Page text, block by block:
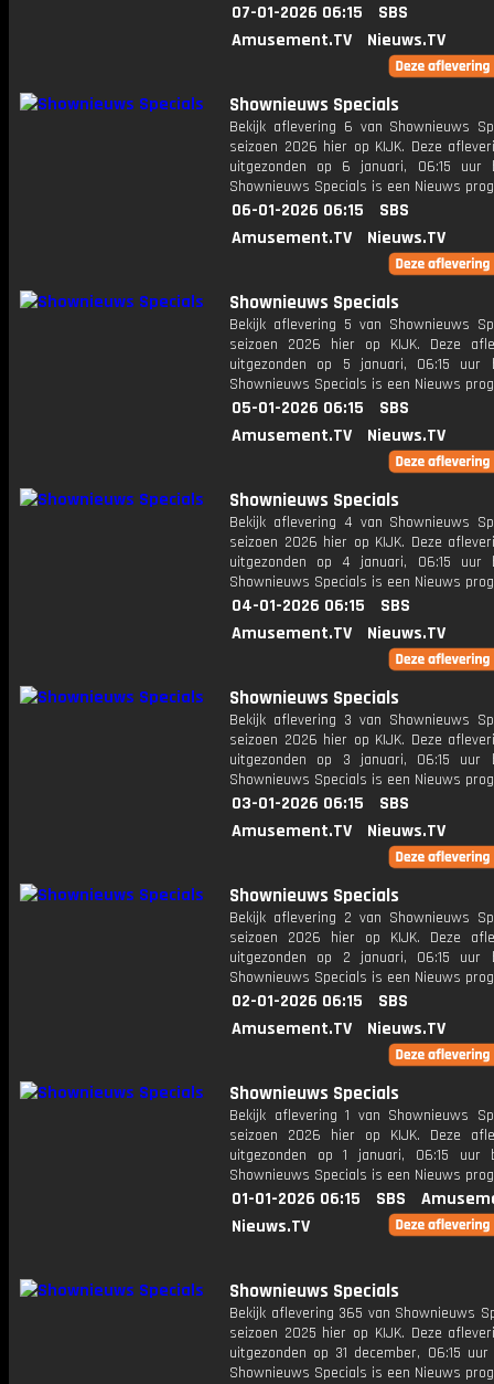
07-01-2026 06:15
SBS
Amusement.TV
Nieuws.TV
Shownieuws Specials
Bekijk aflevering 6 van Shownieuws
seizoen 2026 hier op KIJK. Deze
uitgezonden op 6 januari, 06:15 uur
Shownieuws Specials is een Nieuws
06-01-2026 06:15
SBS
Amusement.TV
Nieuws.TV
Shownieuws Specials
Bekijk aflevering 5 van Shownieuws
seizoen 2026 hier op KIJK. Deze
uitgezonden op 5 januari, 06:15 uur
Shownieuws Specials is een Nieuws
05-01-2026 06:15
SBS
Amusement.TV
Nieuws.TV
Shownieuws Specials
Bekijk aflevering 4 van Shownieuws
seizoen 2026 hier op KIJK. Deze
uitgezonden op 4 januari, 06:15 uur
Shownieuws Specials is een Nieuws
04-01-2026 06:15
SBS
Amusement.TV
Nieuws.TV
Shownieuws Specials
Bekijk aflevering 3 van Shownieuws
seizoen 2026 hier op KIJK. Deze
uitgezonden op 3 januari, 06:15 uur
Shownieuws Specials is een Nieuws
03-01-2026 06:15
SBS
Amusement.TV
Nieuws.TV
Shownieuws Specials
Bekijk aflevering 2 van Shownieuws
seizoen 2026 hier op KIJK. Deze
uitgezonden op 2 januari, 06:15 uur
Shownieuws Specials is een Nieuws
02-01-2026 06:15
SBS
Amusement.TV
Nieuws.TV
Shownieuws Specials
Bekijk aflevering 1 van Shownieuws
seizoen 2026 hier op KIJK. Deze
uitgezonden op 1 januari, 06:15 uur
Shownieuws Specials is een Nieuws
01-01-2026 06:15 SBS
Nieuws.TV
Shownieuws Specials
Bekijk aflevering 365 van Shownieuws
seizoen 2025 hier op KIJK. Deze
uitgezonden op 31 december, 06:15
Shownieuws Specials is een Nieuws